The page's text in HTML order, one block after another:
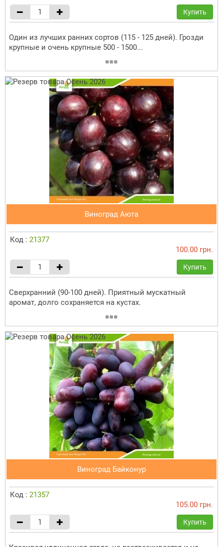
Купить
Один из лучших ранних сортов (115 - 125 дней). Грозди
крупные и очень крупные 500 - 1500...
Виноград Аюта
Код : 21377
100.00 грн.
Купить
Сверхранний (90-100 дней). Приятный мускатный
аромат, долго сохраняется на кустах.
Виноград Байконур
Код : 21357
105.00 грн.
Купить